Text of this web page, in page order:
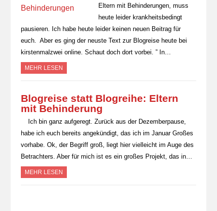
Eltern mit Behinderungen, muss
heute leider krankheitsbedingt
pausieren. Ich habe heute leider keinen neuen Beitrag für
euch. Aber es ging der neuste Text zur Blogreise heute bei
kirstenmalzwei online. Schaut doch dort vorbei. ” In…
MEHR LESEN
Blogreise statt Blogreihe: Eltern
mit Behinderung
Ich bin ganz aufgeregt. Zurück aus der Dezemberpause,
habe ich euch bereits angekündigt, das ich im Januar Großes
vorhabe. Ok, der Begriff groß, liegt hier vielleicht im Auge des
Betrachters. Aber für mich ist es ein großes Projekt, das in…
MEHR LESEN